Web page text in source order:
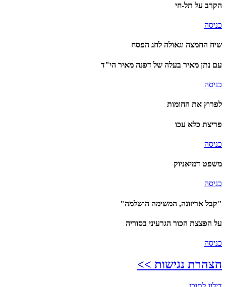
הקרב על תל-חי
כניסה
שיח החמצה וגאולה לחג הפסח
עם נתן מאיר בעלה של דפנה מאיר הי"ד
כניסה
לפרוץ את החומות
פריצת כלא עכו
כניסה
משפט דמיאניוק
כניסה
"קבל אריזונה, המשימה הושלמה"
על הפצצת הכור הגרעיני בסוריה
כניסה
הצהרת נגישות >>